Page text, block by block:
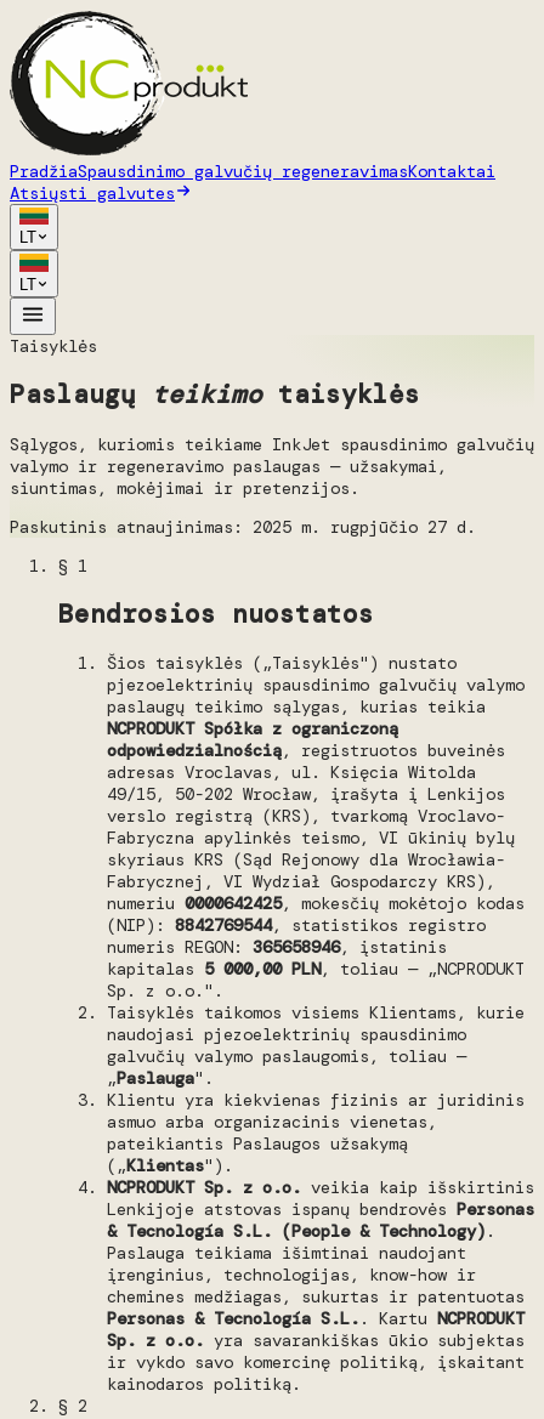
PradžiaSpausdinimo galvučių regeneravimasKontaktai
Atsiųsti galvutes
LT
LT
Taisyklės
Paslaugų teikimotaisyklės
Sąlygos, kuriomis teikiame InkJet spausdinimo galvučių
valymo ir regeneravimo paslaugas — užsakymai,
siuntimas, mokėjimai ir pretenzijos.
Paskutinis atnaujinimas: 2025 m. rugpjūčio 27 d.
§ 1
Bendrosios nuostatos
Šios taisyklės („Taisyklės") nustato
pjezoelektrinių spausdinimo galvučių valymo
paslaugų teikimo sąlygas, kurias teikia
NCPRODUKT Spółka z ograniczoną
odpowiedzialnością, registruotos buveinės
adresas Vroclavas, ul. Księcia Witolda
49/15, 50-202 Wrocław, įrašyta į Lenkijos
verslo registrą (KRS), tvarkomą Vroclavo-
Fabryczna apylinkės teismo, VI ūkinių bylų
skyriaus KRS (Sąd Rejonowy dla Wrocławia-
Fabrycznej, VI Wydział Gospodarczy KRS),
numeriu 0000642425, mokesčių mokėtojo kodas
(NIP): 8842769544, statistikos registro
numeris REGON: 365658946, įstatinis
kapitalas 5 000,00 PLN, toliau — „NCPRODUKT
Sp. z o.o.".
Taisyklės taikomos visiems Klientams, kurie
naudojasi pjezoelektrinių spausdinimo
galvučių valymo paslaugomis, toliau —
„Paslauga".
Klientu yra kiekvienas fizinis ar juridinis
asmuo arba organizacinis vienetas,
pateikiantis Paslaugos užsakymą
(„Klientas").
NCPRODUKT Sp. z o.o. veikia kaip išskirtinis
Lenkijoje atstovas ispanų bendrovės Personas
& Tecnología S.L. (People & Technology) .
Paslauga teikiama išimtinai naudojant
įrenginius, technologijas, know-how ir
chemines medžiagas, sukurtas ir patentuotas
Personas & Tecnología S.L. . Kartu NCPRODUKT
Sp. z o.o. yra savarankiškas ūkio subjektas
ir vykdo savo komercinę politiką, įskaitant
kainodaros politiką.
§ 2